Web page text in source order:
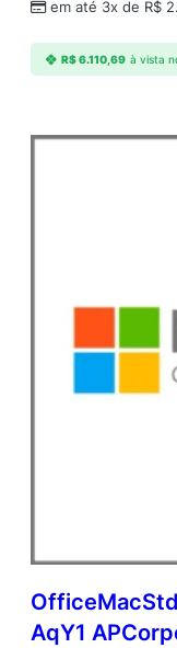
em até 3x de R$
R$6.110,69 à vista
OfficeMacStd
AqY1